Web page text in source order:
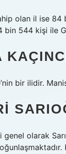
olan il ise
bin 544 kişi ile
bir ilidir.
olarak